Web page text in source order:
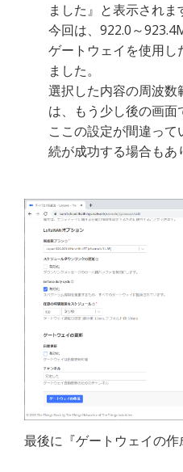
ました』と表示されま
今回は、922.0～
ゲートウェイを使用し
ました。
選択した内容の周波数
は、もう少し後の画面
ここの設定が間違っ
続が成功する場合もあ
最後に『ゲートウェイの作